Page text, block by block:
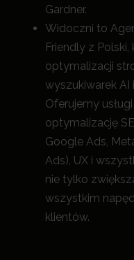
Gardner.
Widoczni to
Friendly z
optymalizacji
wyszukiwarek
Oferujemy
optymalizację
Google Ads,
Ads), UX i
nie tylko
wszystkim
klientów.